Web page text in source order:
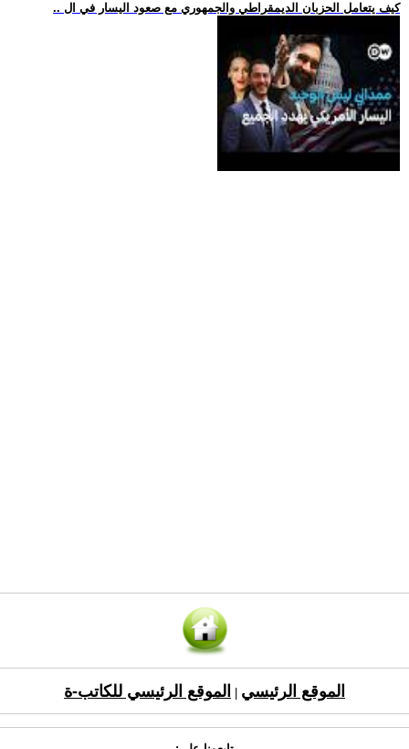
.. كيف يتعامل الحزبان الديمقراطي والجمهوري مع صعود اليسار في ال
الموقع الرئيسي الموقع الرئيسي للكاتب-ة